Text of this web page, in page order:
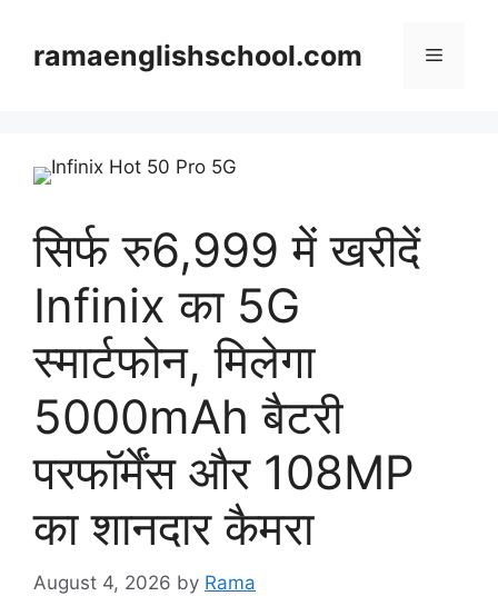
contentramaenglishschool.com Menu
सिर्फ रु6,999 में खरीदें
Infinix का 5G
स्मार्टफोन, मिलेगा
5000mAh बैटरी
परफॉर्मेंस और 108MP
का शानदार कैमरा
August 4, 2026 by Rama